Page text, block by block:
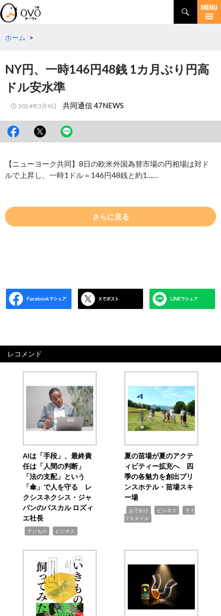
検
索
コ
テホーム >
NY円、一時146円48銭 1カ月ぶり円高
ドル安水準
2024年3月9日 共同通信 47NEWS
【ニューヨーク共同】8日の欧米外国為替市場の円相場は対ド
ルで上昇し、一時1ドル＝146円48銭と約1……
さらに見る
レコメンド
AIは「手段」、最終責
任は「人間の判断」
「法の支配」という
「傘」で人を守る レ
クシスネクシス・ジャ
パンのパスカル ロズィ
エ社長
デジもの ビジネス
夏の苗場が夏のアクテ
ィビティー拡充へ 四
季の各魅力を創出プリ
ンスホテル・苗場スキ
ー場
おでかけ ビジネス
ライ
フスタイル